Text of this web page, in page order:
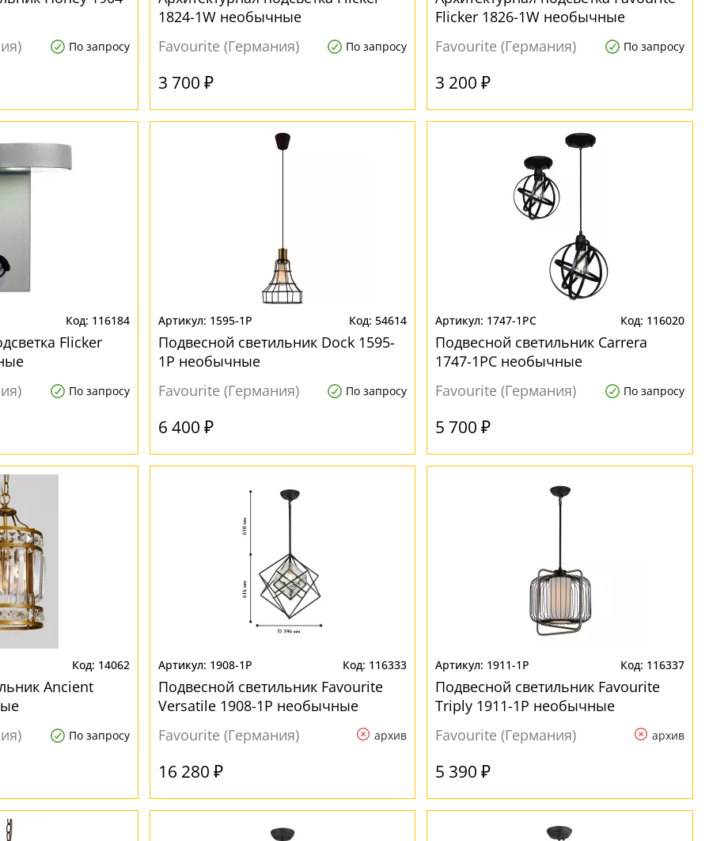
По запросу
1824-1W необычные
Favourite (Германия)
По запросу
3 700 ₽
Flicker 1826-1W необычные
Favourite (Германия)
По запросу
3 200 ₽
116184
Flicker
По запросу
1595-1P 54614
Подвесной светильник Dock 1595-
1P необычные
Favourite (Германия)
По запросу
6 400 ₽
1747-1PC 116020
Подвесной светильник Carrera
1747-1PC необычные
Favourite (Германия)
По запросу
5 700 ₽
14062
Ancient
По запросу
1908-1P 116333
Подвесной светильник Favourite
Versatile 1908-1P необычные
Favourite (Германия)
архив
16 280 ₽
1911-1P 116337
Подвесной светильник Favourite
Triply 1911-1P необычные
Favourite (Германия)
архив
5 390 ₽